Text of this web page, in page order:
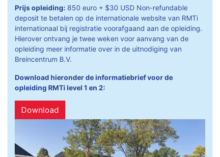
Prijs opleiding: 850 euro + $30 USD Non-refundable
deposit te betalen op de internationale website van RMTi
internationaal bij registratie voorafgaand aan de opleiding.
Hierover ontvang je twee weken voor aanvang van de
opleiding meer informatie over in de uitnodiging van
Breincentrum B.V.
Download hieronder de informatiebrief voor de
opleiding RMTi level 1 en 2:
Download